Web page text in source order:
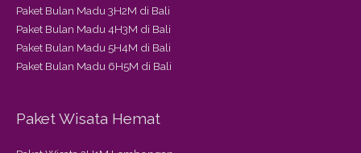
Paket Bulan Madu 3H2M di Bali
Paket Bulan Madu 4H3M di Bali
Paket Bulan Madu 5H4M di Bali
Paket Bulan Madu 6H5M di Bali
Paket Wisata Hemat